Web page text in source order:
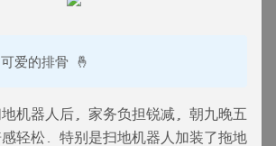
爱的排骨 🤞
地机器人后, 家务负担锐减, 朝九晚五
轻松. 特别是扫地机器人加装了拖地